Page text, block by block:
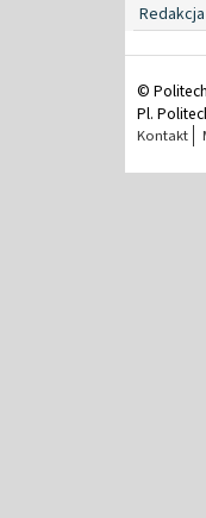
Redakcja
©
Pl.
Kontakt